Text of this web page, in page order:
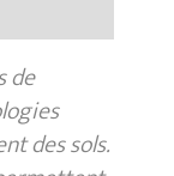
de
des sols.